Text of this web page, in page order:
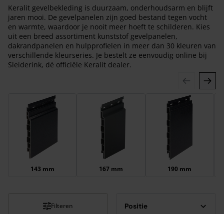
Keralit gevelbekleding is duurzaam, onderhoudsarm en blijft
jaren mooi. De gevelpanelen zijn goed bestand tegen vocht
en warmte, waardoor je nooit meer hoeft te schilderen. Kies
uit een breed assortiment kunststof gevelpanelen,
dakrandpanelen en hulpprofielen in meer dan 30 kleuren van
verschillende kleurseries. Je bestelt ze eenvoudig online bij
Sleiderink, dé officiële Keralit dealer.
Druk om carrousel over te slaan
143 mm 167 mm 190 mm
Filteren